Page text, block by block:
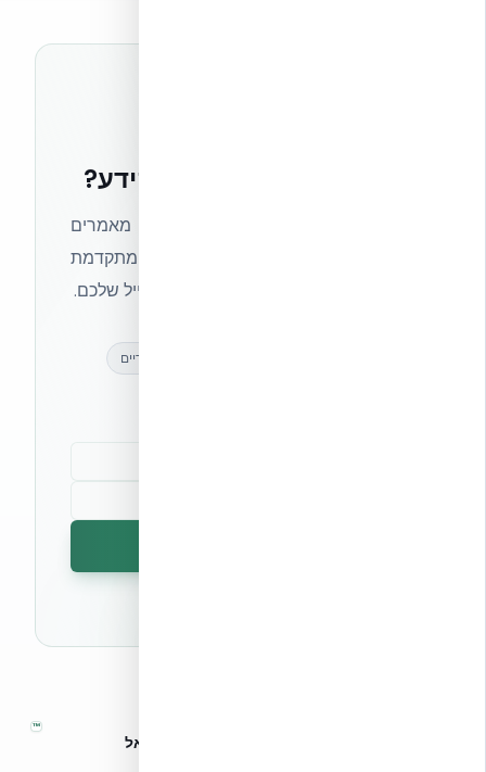
רוצים להישאר בחזית הידע?
הצטרפו לניוזלטר של אקובילד וקבלו מאמרים
מקצועיים, חדשות מעולם הבנייה המתקדמת
ועדכונים בלעדיים — ישירות לתיבת המייל שלכם.
עדכונים בלעדיים
™
אקובילד – מערכות בנייה מתקדמות בישראל